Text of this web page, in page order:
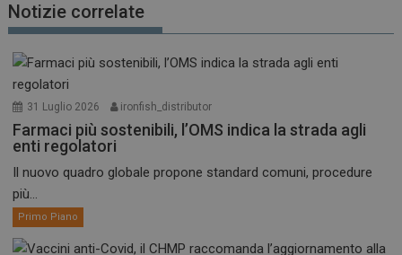
Notizie correlate
31 Luglio 2026 ironfish_distributor
Farmaci più sostenibili, l’OMS indica la strada agli
enti regolatori
Il nuovo quadro globale propone standard comuni, procedure
più...
Primo Piano